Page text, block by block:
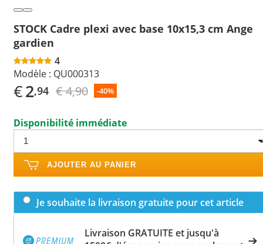
STOCK Cadre plexi avec base 10x15,3 cm Ange
gardien
4
Modèle : QU000313
€2,94 € 4,90 -40%
Disponibilité immédiate
AJOUTER AU PANIER
Je souhaite la livraison gratuite pour cet article
Livraison GRATUITE et jusqu'à